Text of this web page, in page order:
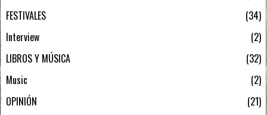
FESTIVALES
34
Interview
2
LIBROS Y MÚSICA
32
Music
2
OPINIÓN
21